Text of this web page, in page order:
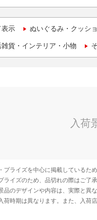
表示 ぬいぐるみ・クッシ
貨・インテリア・小物